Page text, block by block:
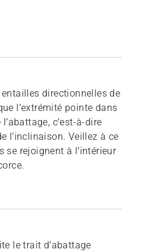
entailles directionnelles de
l’extrémité pointe dans
c’est-à-dire
l’inclinaison. Veillez à ce
se rejoignent à l’intérieur
le trait d’abattage